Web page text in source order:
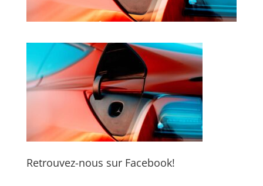
Retrouvez-nous sur Facebook!